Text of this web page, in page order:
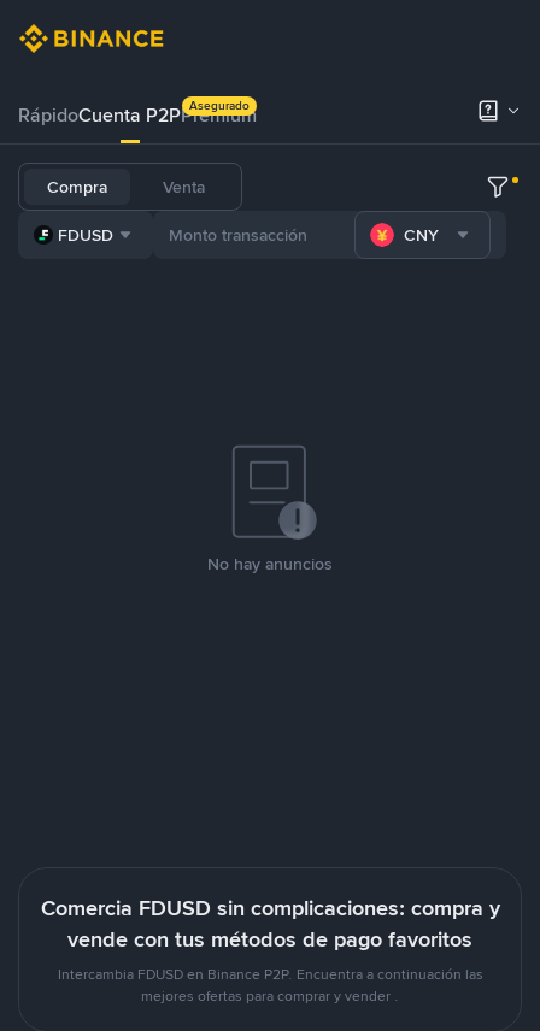
RápidoCuenta P2PPrémium
Asegurado
Compra Venta
FDUSD CNY
No hay anuncios
Comercia FDUSD sin complicaciones: compra y
vende con tus métodos de pago favoritos
Intercambia FDUSD en Binance P2P. Encuentra a continuación las
mejores ofertas para comprar y vender .